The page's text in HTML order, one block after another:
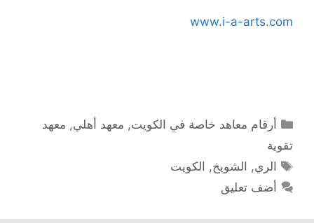
www.i-a-arts.com
التصنيفات
أرقام معاهد خاصة في الكويت, معهد أهلي, معهد
تقوية
الوسوم
الري, الشويخ, الكويت
أضف تعليق